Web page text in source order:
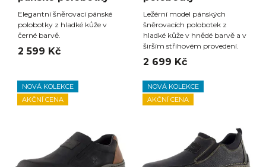
Elegantní šněrovací pánské
polobotky z hladké kůže v
černé barvě.
2 599 Kč
Ležérní model pánských
šněrovacích polobotek z
hladké kůže v hnědé barvě a v
širším střihovém provedení.
2 699 Kč
NOVÁ KOLEKCE
AKČNÍ CENA
NOVÁ KOLEKCE
AKČNÍ CENA